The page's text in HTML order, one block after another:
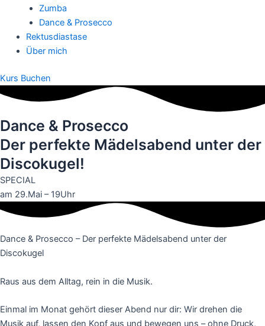
Zumba
Dance & Prosecco
Rektusdiastase
Über mich
Kurs Buchen
Dance & Prosecco
Der perfekte Mädelsabend unter der
Discokugel!
SPECIAL
am 29.Mai – 19Uhr
Dance & Prosecco – Der perfekte Mädelsabend unter der
Discokugel
Raus aus dem Alltag, rein in die Musik.
Einmal im Monat gehört dieser Abend nur dir: Wir drehen die
Musik auf, lassen den Kopf aus und bewegen uns – ohne Druck,